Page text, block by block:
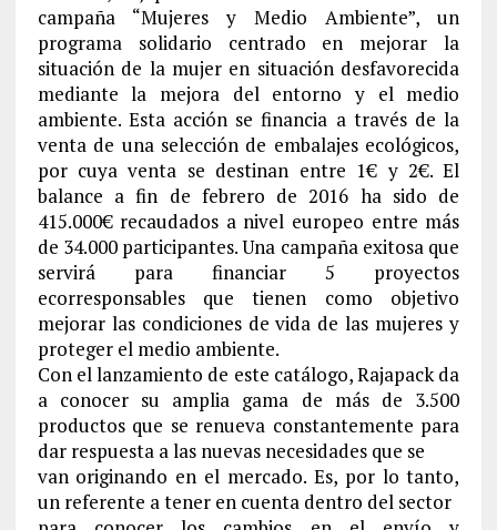
campaña “Mujeres y Medio Ambiente”, un
programa solidario centrado en mejorar la
situación de la mujer en situación desfavorecida
mediante la mejora del entorno y el medio
ambiente. Esta acción se financia a través de la
venta de una selección de embalajes ecológicos,
por cuya venta se destinan entre 1€ y 2€. El
balance a fin de febrero de 2016 ha sido de
415.000€ recaudados a nivel europeo entre más
de 34.000 participantes. Una campaña exitosa que
servirá para financiar 5 proyectos
ecorresponsables que tienen como objetivo
mejorar las condiciones de vida de las mujeres y
proteger el medio ambiente.
Con el lanzamiento de este catálogo, Rajapack da
a conocer su amplia gama de más de 3.500
productos que se renueva constantemente para
dar respuesta a las nuevas necesidades que se
van originando en el mercado. Es, por lo tanto,
un referente a tener en cuenta dentro del sector